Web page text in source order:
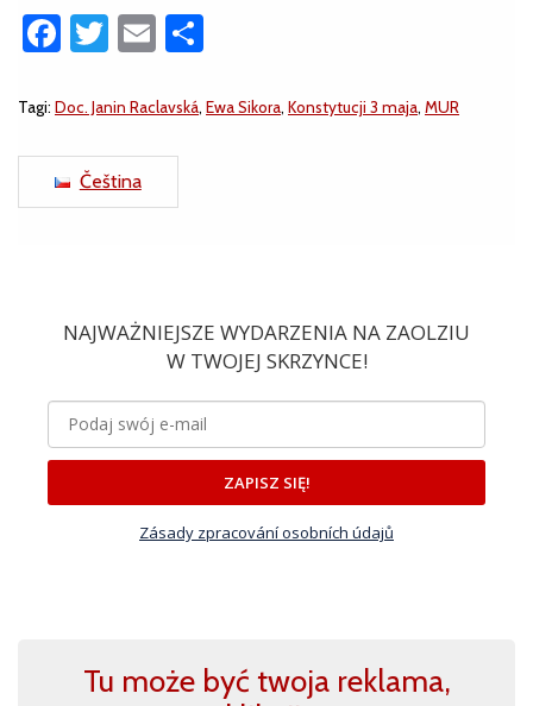
Facebook
Twitter
Email
Tagi: Doc. Janin Raclavská, Ewa Sikora, Konstytucji 3 maja, MUR
Čeština
NAJWAŻNIEJSZE WYDARZENIA NA ZAOLZIU
W TWOJEJ SKRZYNCE!
ZAPISZ SIĘ!
Zásady zpracování osobních údajů
Tu może być twoja reklama,